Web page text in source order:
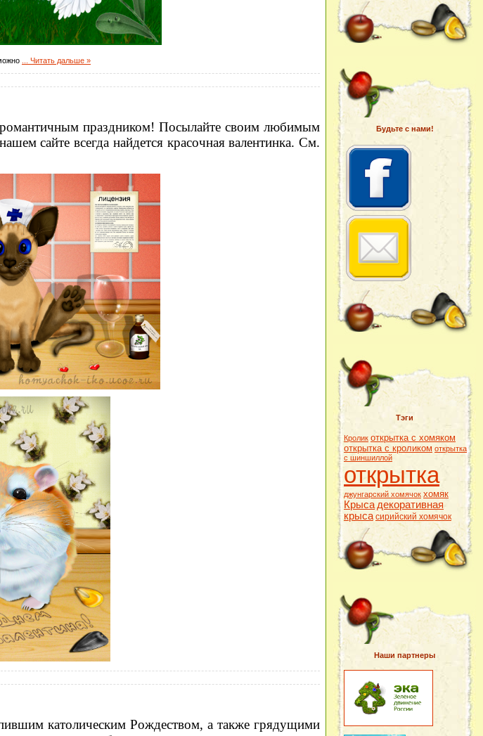
Читать дальше »
праздником! Посылайте своим любимым
сайте всегда найдется красочная валентинка. См.
католическим Рождеством, а также грядущими
Будьте с нами!
Тэги
Кролик открытка с хомяком
открытка с кроликом открытка
с шиншиллой
открытка
джунгарский хомячок хомяк
Крыса декоративная
крыса сирийский хомячок
Наши партнеры